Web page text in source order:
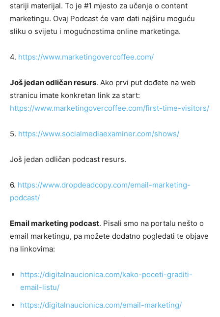
stariji materijal. To je #1 mjesto za učenje o content
marketingu. Ovaj Podcast će vam dati najširu moguću
sliku o svijetu i mogućnostima online marketinga.
4. https://www.marketingovercoffee.com/
Još jedan odličan resurs. Ako prvi put dođete na web
stranicu imate konkretan link za start:
https://www.marketingovercoffee.com/first-time-visitors/
5. https://www.socialmediaexaminer.com/shows/
Još jedan odličan podcast resurs.
6. https://www.dropdeadcopy.com/email-marketing-
podcast/
Email marketing podcast. Pisali smo na portalu nešto o
email marketingu, pa možete dodatno pogledati te objave
na linkovima:
https://digitalnaucionica.com/kako-poceti-graditi-
email-listu/
https://digitalnaucionica.com/email-marketing/